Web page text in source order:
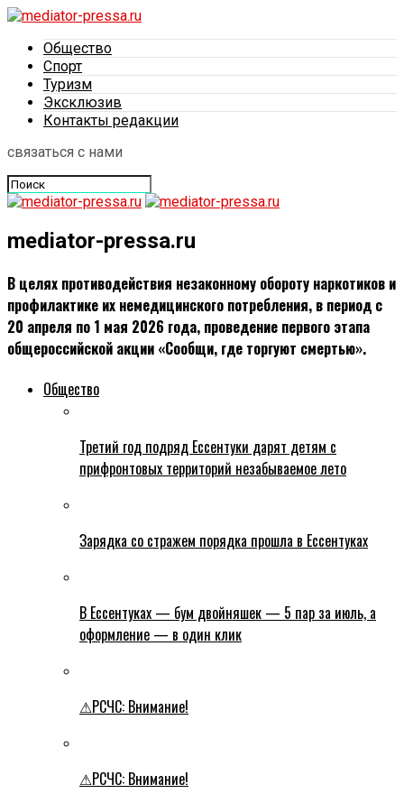
Общество
Спорт
Туризм
Эксклюзив
Контакты редакции
связаться с нами
mediator-pressa.ru
В целях противодействия незаконному обороту наркотиков и
профилактике их немедицинского потребления, в период с
20 апреля по 1 мая 2026 года, проведение первого этапа
общероссийской акции «Сообщи, где торгуют смертью».
Общество
Третий год подряд Ессентуки дарят детям с
прифронтовых территорий незабываемое лето
Зарядка со стражем порядка прошла в Ессентуках
В Ессентуках — бум двойняшек — 5 пар за июль, а
оформление — в один клик
⚠РСЧС: Внимание!
⚠РСЧС: Внимание!